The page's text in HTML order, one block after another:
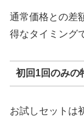
通常価格との差
得なタイミング
初回1回のみの
お試しセットは